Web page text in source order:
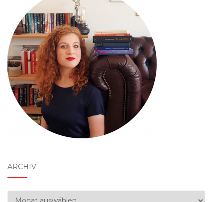
ARCHIV
Archiv